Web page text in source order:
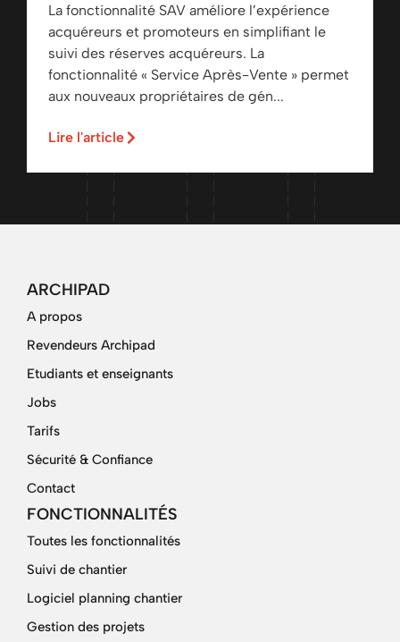
La fonctionnalité SAV améliore l’expérience
acquéreurs et promoteurs en simplifiant le
suivi des réserves acquéreurs. La
fonctionnalité « Service Après-Vente » permet
aux nouveaux propriétaires de gén...
Lire l'article
ARCHIPAD
A propos
Revendeurs Archipad
Etudiants et enseignants
Jobs
Tarifs
Sécurité & Confiance
Contact
FONCTIONNALITÉS
Toutes les fonctionnalités
Suivi de chantier
Logiciel planning chantier
Gestion des projets